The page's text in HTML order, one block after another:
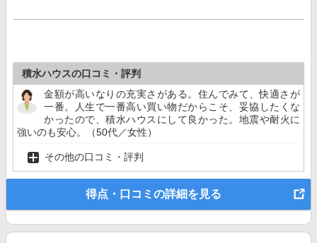
積水ハウスの口コミ・評判
金額が高いなりの充実さがある。住んでみて、快適さが
一番。人生で一番高い買い物だからこそ、妥協したくな
かったので、積水ハウスにして良かった。地震や耐火に
強いのも安心。（50代／女性）
その他の口コミ・評判
得点・口コミの詳細を見る